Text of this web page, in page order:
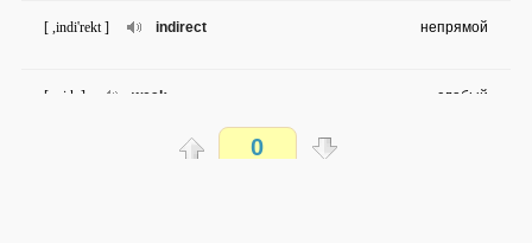
indirect
[ ,indi'rekt ] непрямой
weak
[ wi:k ] слабый
0